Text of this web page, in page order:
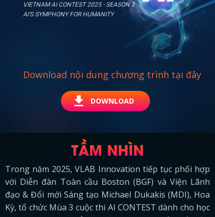
VIETNAM AI CONTEST 2025 - SEASON 3
AI’S SYMPHONY FOR HUMANITY
Download nội dung chương trình tại đây
DOWNLOAD
TẦM NHÌN
Trong năm 2025, VLAB Innovation tiếp tục phối hợp
với Diễn đàn Toàn cầu Boston (BGF) và Viện Lãnh
đạo & Đổi mới Sáng tạo Michael Dukakis (MDI), Hoa
Kỳ, tổ chức Mùa 3 cuộc thi AI CONTEST dành cho học